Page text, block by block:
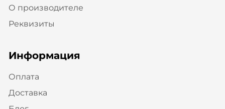
О производителе
Реквизиты
Информация
Оплата
Доставка